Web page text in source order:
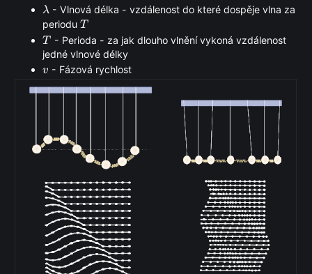
\lambda
λ - Vlnová délka - vzdálenost do které dospěje vlna za
perioduT
T
T
T - Perioda - za jak dlouho vlnění vykoná vzdálenost
jedné vlnové délky
v
v - Fázová rychlost